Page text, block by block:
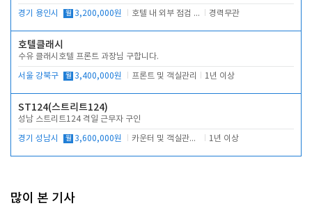
경기 용인시 월 3,200,000원 호텔 내 외부 점검 및 프런트 운영 경력무관
호텔클래시
수유 클래시호텔 프론트 과장님 구합니다.
서울 강북구 월 3,400,000원 프론트 및 객실관리 1년 이상
ST124(스트리트124)
성남 스트리트124 격일 근무자 구인
경기 성남시 월 3,600,000원 카운터 및 객실관리 전반 1년 이상
많이 본 기사